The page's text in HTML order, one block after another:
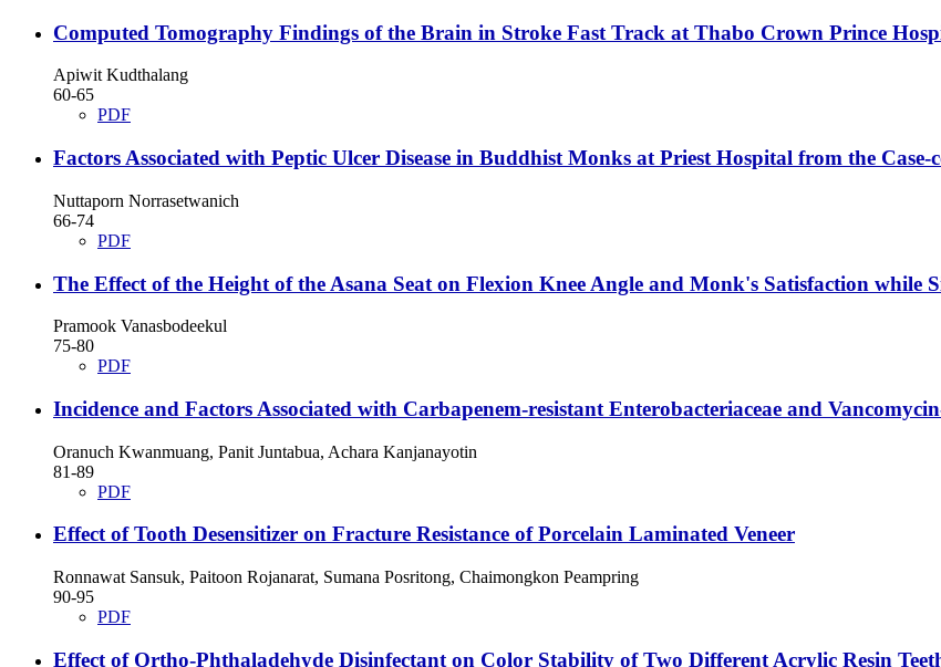
Computed Tomography Findings of the Brain in Stroke Fast Track at Thabo Crown Prince
Apiwit Kudthalang
60-65
PDF
Factors Associated with Peptic Ulcer Disease in Buddhist Monks at Priest Hospital from the
Nuttaporn Norrasetwanich
66-74
PDF
The Effect of the Height of the Asana Seat on Flexion Knee Angle and Monk's Satisfaction while
Pramook Vanasbodeekul
75-80
PDF
Incidence and Factors Associated with Carbapenem-resistant Enterobacteriaceae and
Oranuch Kwanmuang, Panit Juntabua, Achara Kanjanayotin
81-89
PDF
Effect of Tooth Desensitizer on Fracture Resistance of Porcelain Laminated Veneer
Ronnawat Sansuk, Paitoon Rojanarat, Sumana Posritong, Chaimongkon Peampring
90-95
PDF
Effect of Ortho-Phthaladehyde Disinfectant on Color Stability of Two Different Acrylic Resin